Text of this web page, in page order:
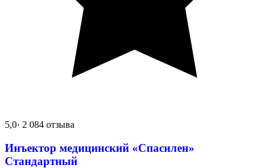
5,0· 2 084 отзыва
Инъектор медицинский «Спасилен»
Стандартный